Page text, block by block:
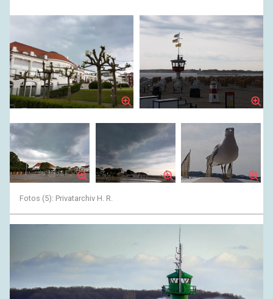
Fotos (5): Privatarchiv H. R.